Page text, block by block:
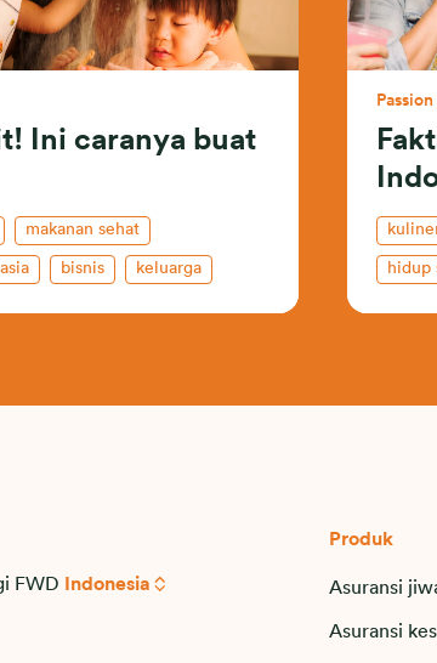
Ini caranya buat
makanan sehat
asia bisnis keluarga hidup
FWD Indonesia
Produk
Asuransi
Asuransi